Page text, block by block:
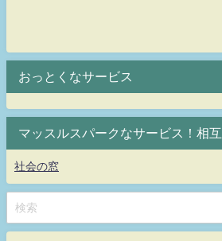
おっとくなサービス
マッスルスパークなサービス！相互
社会の窓